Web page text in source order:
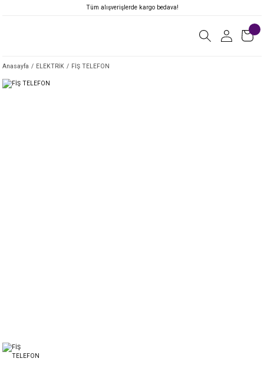
Tüm alışverişlerde kargo bedava!
Anasayfa ELEKTRİK FİŞ TELEFON